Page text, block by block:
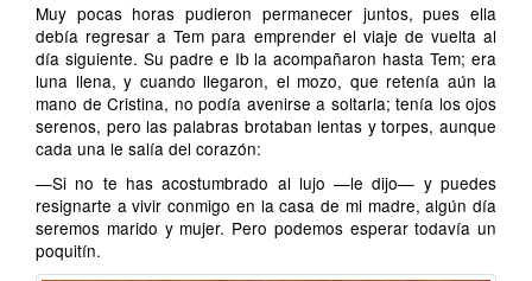
Muy pocas horas pudieron permanecer juntos, pues ella
debía regresar a Tem para emprender el viaje de vuelta al
día siguiente. Su padre e Ib la acompañaron hasta Tem; era
luna llena, y cuando llegaron, el mozo, que retenía aún la
mano de Cristina, no podía avenirse a soltarla; tenía los ojos
serenos, pero las palabras brotaban lentas y torpes, aunque
cada una le salía del corazón:
—Si no te has acostumbrado al lujo —le dijo— y puedes
resignarte a vivir conmigo en la casa de mi madre, algún día
seremos marido y mujer. Pero podemos esperar todavía un
poquitín.